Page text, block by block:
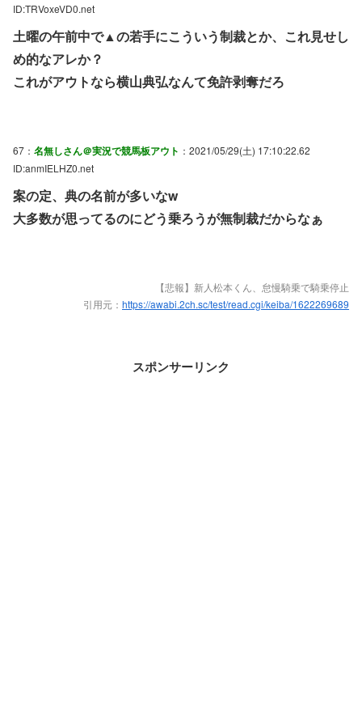
ID:TRVoxeVD0.net
土曜の午前中で▲の若手にこういう制裁とか、これ見せし
め的なアレか？
これがアウトなら横山典弘なんて免許剥奪だろ
67： 名無しさん＠実況で競馬板アウト ：2021/05/29(土) 17:10:22.62
ID:anmIELHZ0.net
案の定、典の名前が多いなw
大多数が思ってるのにどう乗ろうが無制裁だからなぁ
【悲報】新人松本くん、怠慢騎乗で騎乗停止
引用元： https://awabi.2ch.sc/test/read.cgi/keiba/1622269689
スポンサーリンク